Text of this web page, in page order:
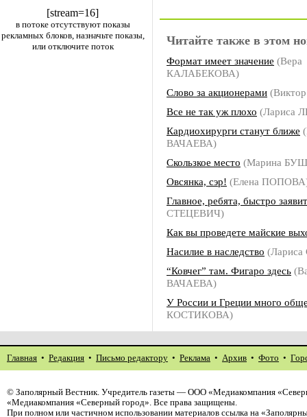
[stream=16]
в потоке отсутствуют показы
рекламных блоков, назначьте показы,
или отключите поток
Читайте также в этом
Формат имеет значение (Вера
КАЛАБЕКОВА)
Слово за акционерами
Все не так уж плохо (Лариса
Кардиохирурги станут ближе
ВАЧАЕВА)
Скользкое место (Марина
Овсянка, сэр! (Елена
Главное, ребята, быстро
СТЕЦЕВИЧ)
Как вы проведете майские
Насилие в наследство
“Ковчег” там. Фигаро здесь
ВАЧАЕВА)
У России и Греции много
КОСТИКОВА)
Главная • Редакция • Письмо редактору • Реклама • Архив • Фото •
© Заполярный Вестник. Учредитель газеты — ООО «Медиакомпания
«Медиакомпания «Северный город». Все права защищены.
При полном или частичном использовании материалов ссылка на